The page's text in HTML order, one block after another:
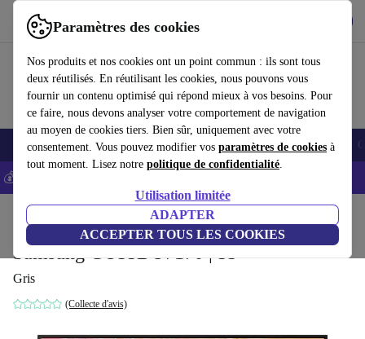
Paramètres des cookies
Nos produits et nos cookies ont un point commun : ils sont tous
deux réutilisés. En réutilisant les cookies, nous pouvons vous
fournir un contenu optimisé qui répond mieux à vos besoins. Pour
ce faire, nous devons analyser votre comportement de navigation
au moyen de cookies tiers. Bien sûr, uniquement avec votre
consentement. Vous pouvez modifier vos paramètres de cookies à
tout moment. Lisez notre politique de confidentialité.
Utilisation limitée
ADAPTER
ACCEPTER TOUS LES COOKIES
Utilisez refurbed rapidement et facilement
Smartphones Laptops Tablettes Montres connectées Accessoires
💰-5% EXTRA sur les iPhones – Code: IPHONEDEAL -
Samsung GU55DU7170 | 55"
Gris
(Collecte d'avis)